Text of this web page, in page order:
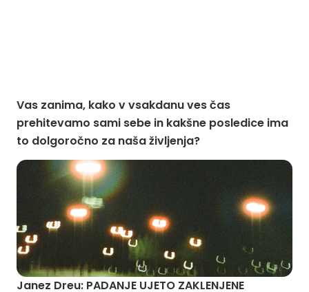
Vas zanima, kako v vsakdanu ves čas
prehitevamo sami sebe in kakšne posledice ima
to dolgoročno za naša življenja?
Janez Dreu: PADANJE UJETO ZAKLENJENE